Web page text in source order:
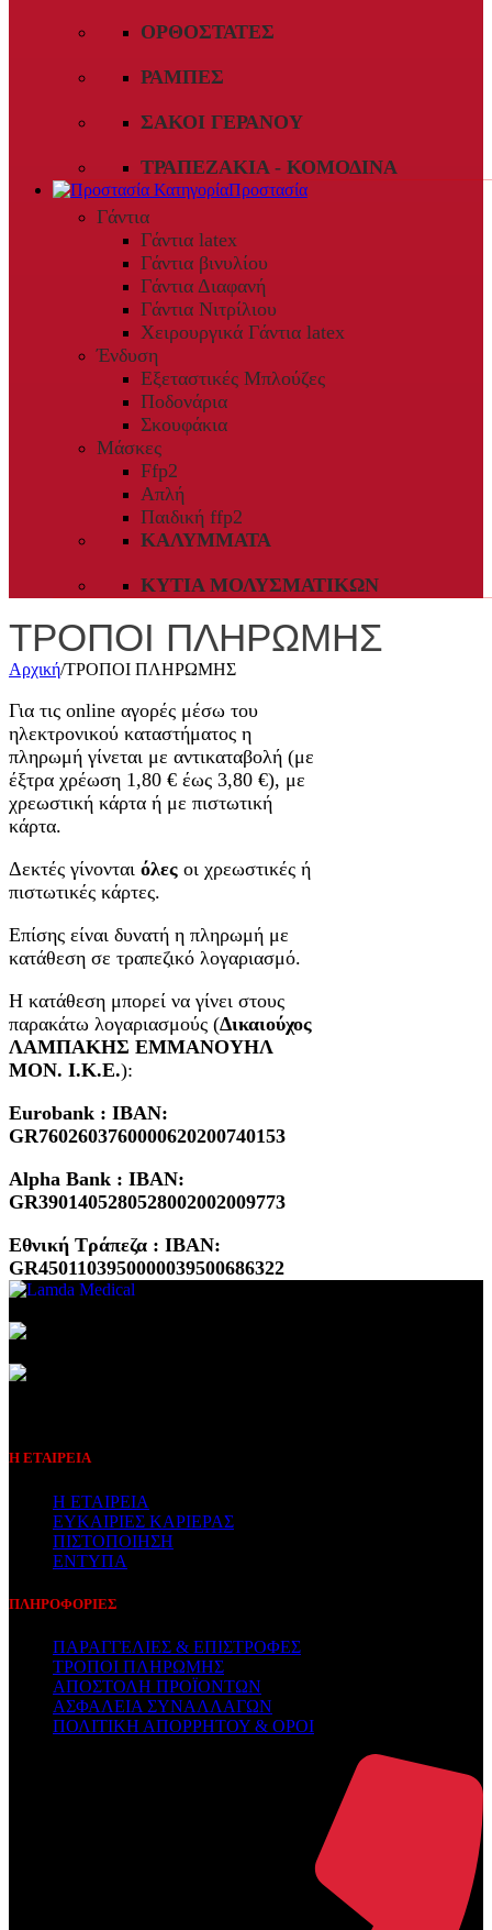
ΟΡΘΟΣΤΆΤΕΣ
ΡΆΜΠΕΣ
ΣΆΚΟΙ ΓΕΡΑΝΟΎ
ΤΡΑΠΕΖΆΚΙΑ - ΚΟΜΟΔΊΝΑ
Προστασία
Γάντια
Γάντια latex
Γάντια βινυλίου
Γάντια Διαφανή
Γάντια Νιτρίλιου
Χειρουργικά Γάντια latex
Ένδυση
Εξεταστικές Μπλούζες
Ποδονάρια
Σκουφάκια
Μάσκες
Ffp2
Απλή
Παιδική ffp2
ΚΑΛΎΜΜΑΤΑ
ΚΥΤΊΑ ΜΟΛΥΣΜΑΤΙΚΏΝ
ΤΡΟΠΟΙ ΠΛΗΡΩΜΗΣ
Αρχική/ΤΡΟΠΟΙ ΠΛΗΡΩΜΗΣ
Για τις online αγορές μέσω του
ηλεκτρονικού καταστήματος η
πληρωμή γίνεται με αντικαταβολή (με
έξτρα χρέωση 1,80 € έως 3,80 €), με
χρεωστική κάρτα ή με πιστωτική
κάρτα.
Δεκτές γίνονται όλες οι χρεωστικές ή
πιστωτικές κάρτες.
Επίσης είναι δυνατή η πληρωμή με
κατάθεση σε τραπεζικό λογαριασμό.
Η κατάθεση μπορεί να γίνει στους
παρακάτω λογαριασμούς (Δικαιούχος
ΛΑΜΠΑΚΗΣ ΕΜΜΑΝΟΥΗΛ
ΜΟΝ. Ι.Κ.Ε.):
Eurobank : IBAN:
GR7602603760000620200740153
Alpha Bank : IBAN:
GR3901405280528002002009773
Εθνική Τράπεζα : IBAN:
GR4501103950000039500686322
Η ΕΤΑΙΡΕΙΑ
Η ΕΤΑΙΡΕΙΑ
ΕΥΚΑΙΡΙΕΣ ΚΑΡΙΕΡΑΣ
ΠΙΣΤΟΠΟΙΗΣΗ
ΕΝΤΥΠΑ
ΠΛΗΡΟΦΟΡΙΕΣ
ΠΑΡΑΓΓΕΛΙΕΣ & ΕΠΙΣΤΡΟΦΕΣ
ΤΡΟΠΟΙ ΠΛΗΡΩΜΗΣ
ΑΠΟΣΤΟΛΗ ΠΡΟΪΟΝΤΩΝ
ΑΣΦΑΛΕΙΑ ΣΥΝΑΛΛΑΓΩΝ
ΠΟΛΙΤΙΚΗ ΑΠΟΡΡΗΤΟΥ & ΟΡΟΙ